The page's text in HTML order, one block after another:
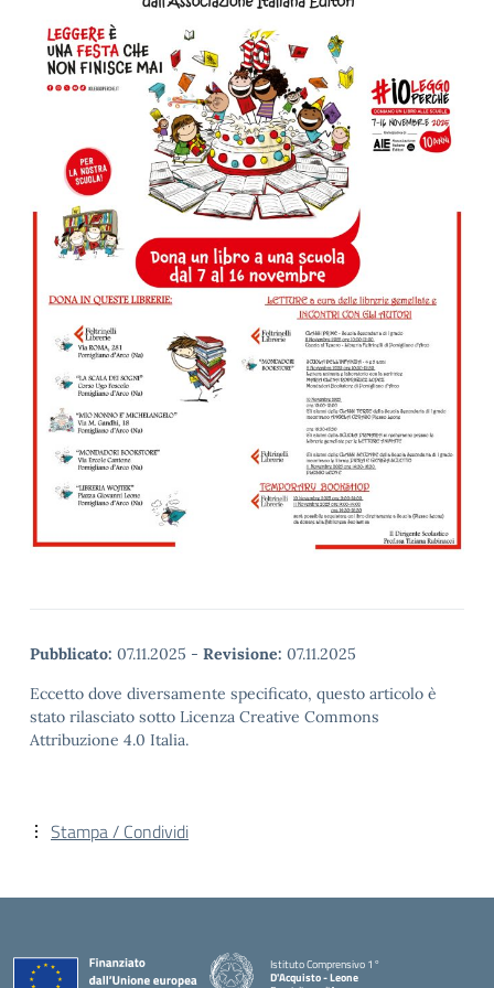
Pubblicato: 07.11.2025 - Revisione: 07.11.2025
Eccetto dove diversamente specificato, questo articolo è
stato rilasciato sotto Licenza Creative Commons
Attribuzione 4.0 Italia.
Stampa / Condividi
Istituto Comprensivo 1°
D'Acquisto - Leone